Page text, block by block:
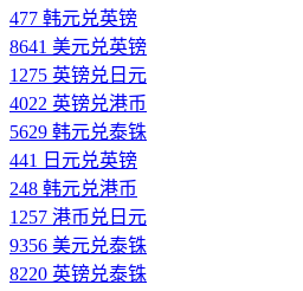
477 韩元兑英镑
8641 美元兑英镑
1275 英镑兑日元
4022 英镑兑港币
5629 韩元兑泰铢
441 日元兑英镑
248 韩元兑港币
1257 港币兑日元
9356 美元兑泰铢
8220 英镑兑泰铢